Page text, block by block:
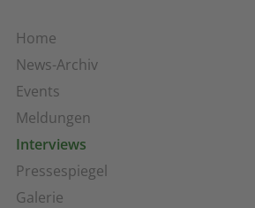
Home
News-Archiv
Events
Meldungen
Interviews
Pressespiegel
Galerie